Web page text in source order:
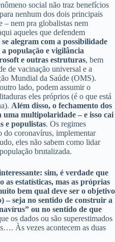
social não traz benefícios
nenhum dos dois principais
– nem pra globalistas nem
aqueles que defendem
alegram com a possibilidade
população e vigilância
e outras estruturas, bem
de vacinação universal e a
Mundial da Saúde (OMS).
lado, podem assumir o
eles próprios (é o que está
Além disso, o fechamento dos
uma multipolaridade – e isso cai
e populistas. Os regimes
do coronavírus, implementar
eles não sabem como lidar
brutalizada.
sim, é verdade que
as estatísticas, mas as próprias
bem qual deve ser o objetivo
– seja no sentido de construir a
ou no sentido de que
os dados ou são superestimados
Às vezes acontecem as duas